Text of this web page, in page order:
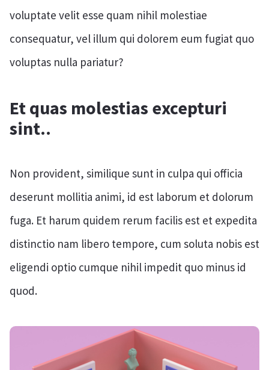
voluptate velit esse quam nihil molestiae
consequatur, vel illum qui dolorem eum fugiat quo
voluptas nulla pariatur?
Et quas molestias excepturi
sint..
Non provident, similique sunt in culpa qui officia
deserunt mollitia animi, id est laborum et dolorum
fuga. Et harum quidem rerum facilis est et expedita
distinctio nam libero tempore, cum soluta nobis est
eligendi optio cumque nihil impedit quo minus id
quod.